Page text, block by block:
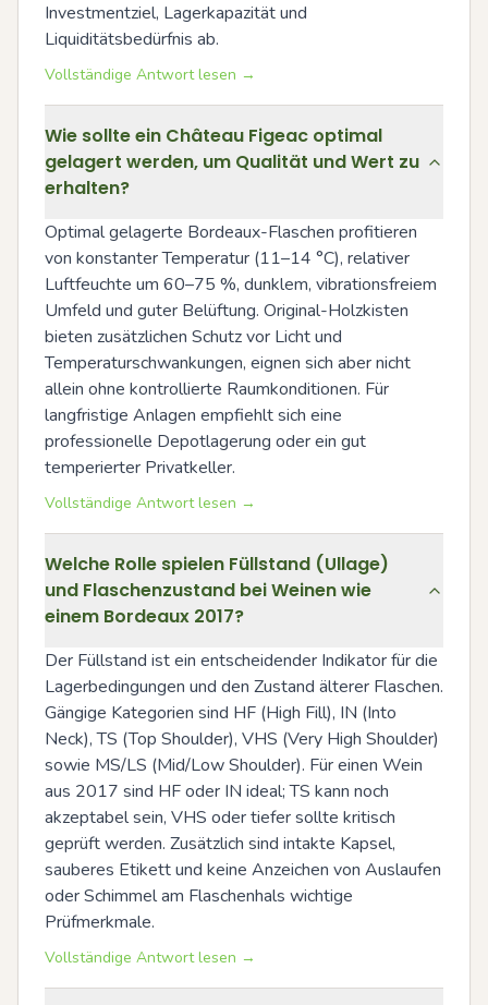
Investmentziel, Lagerkapazität und
Liquiditätsbedürfnis ab.
Vollständige Antwort lesen →
Wie sollte ein Château Figeac optimal
gelagert werden, um Qualität und Wert zu
erhalten?
Optimal gelagerte Bordeaux-Flaschen profitieren
von konstanter Temperatur (11–14 °C), relativer
Luftfeuchte um 60–75 %, dunklem, vibrationsfreiem
Umfeld und guter Belüftung. Original-Holzkisten
bieten zusätzlichen Schutz vor Licht und
Temperaturschwankungen, eignen sich aber nicht
allein ohne kontrollierte Raumkonditionen. Für
langfristige Anlagen empfiehlt sich eine
professionelle Depotlagerung oder ein gut
temperierter Privatkeller.
Vollständige Antwort lesen →
Welche Rolle spielen Füllstand (Ullage)
und Flaschenzustand bei Weinen wie
einem Bordeaux 2017?
Der Füllstand ist ein entscheidender Indikator für die
Lagerbedingungen und den Zustand älterer Flaschen.
Gängige Kategorien sind HF (High Fill), IN (Into
Neck), TS (Top Shoulder), VHS (Very High Shoulder)
sowie MS/LS (Mid/Low Shoulder). Für einen Wein
aus 2017 sind HF oder IN ideal; TS kann noch
akzeptabel sein, VHS oder tiefer sollte kritisch
geprüft werden. Zusätzlich sind intakte Kapsel,
sauberes Etikett und keine Anzeichen von Auslaufen
oder Schimmel am Flaschenhals wichtige
Prüfmerkmale.
Vollständige Antwort lesen →